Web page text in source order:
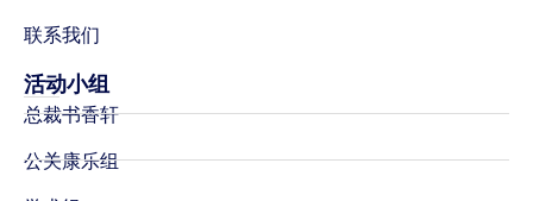
联系我们
活动小组
总裁书香轩
公关康乐组